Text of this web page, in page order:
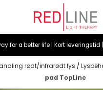
for a better life | Kort leveringstid
rødt/infrarødt lys /
pad TopLine